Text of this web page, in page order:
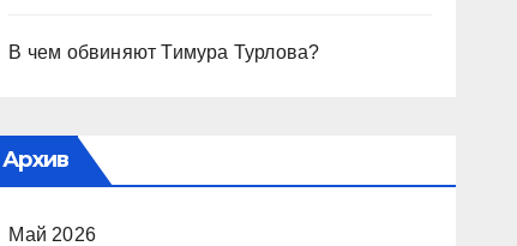
В чем обвиняют Тимура Турлова?
Архив
Май 2026